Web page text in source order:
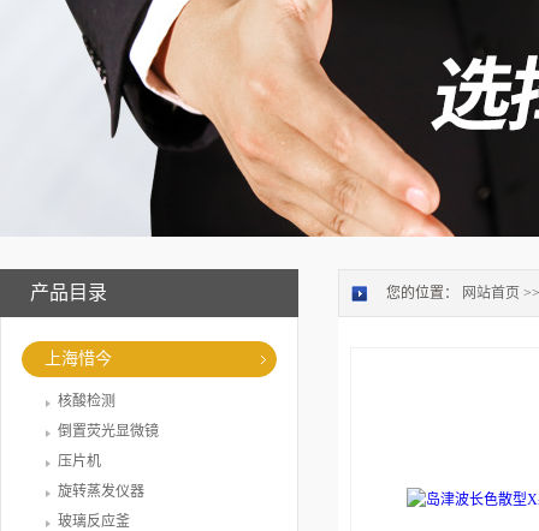
产品目录
上海惜今
核酸检测
倒置荧光显微镜
压片机
旋转蒸发仪器
玻璃反应釜
您的位置： 网站首页